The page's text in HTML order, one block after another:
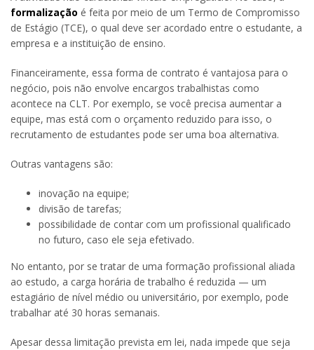
formalização é feita por meio de um Termo de Compromisso
de Estágio (TCE), o qual deve ser acordado entre o estudante, a
empresa e a instituição de ensino.
Financeiramente, essa forma de contrato é vantajosa para o
negócio, pois não envolve encargos trabalhistas como
acontece na CLT. Por exemplo, se você precisa aumentar a
equipe, mas está com o orçamento reduzido para isso, o
recrutamento de estudantes pode ser uma boa alternativa.
Outras vantagens são:
inovação na equipe;
divisão de tarefas;
possibilidade de contar com um profissional qualificado
no futuro, caso ele seja efetivado.
No entanto, por se tratar de uma formação profissional aliada
ao estudo, a carga horária de trabalho é reduzida — um
estagiário de nível médio ou universitário, por exemplo, pode
trabalhar até 30 horas semanais.
Apesar dessa limitação prevista em lei, nada impede que seja